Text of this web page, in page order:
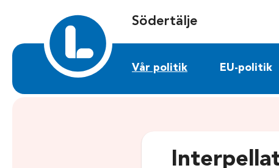
Södertälje
Vår politik EU-politik